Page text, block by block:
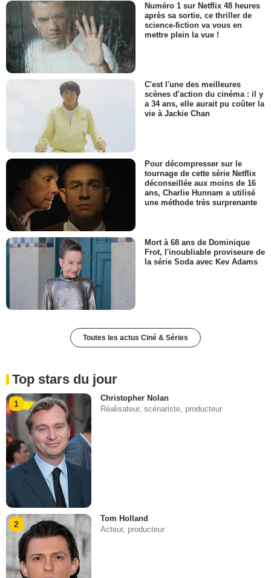
Numéro 1 sur Netflix 48 heures
après sa sortie, ce thriller de
science-fiction va vous en
mettre plein la vue !
C'est l'une des meilleures
scènes d'action du cinéma : il y
a 34 ans, elle aurait pu coûter la
vie à Jackie Chan
Pour décompresser sur le
tournage de cette série Netflix
déconseillée aux moins de 16
ans, Charlie Hunnam a utilisé
une méthode très surprenante
Mort à 68 ans de Dominique
Frot, l'inoubliable proviseure de
la série Soda avec Kev Adams
Toutes les actus Ciné & Séries
Top stars du jour
1
Christopher Nolan
Réalisateur, scénariste, producteur
2
Tom Holland
Acteur, producteur